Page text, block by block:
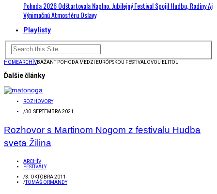
Pohoda 2026 Odštartovala Naplno. Jubilejný Festival Spojil Hudbu, Rodiny Aj
Výnimočnú Atmosféru Oslavy
Playlisty
HOMEARCHÍVBAŽANT POHODA MEDZI EURÓPSKOU FESTIVALOVOU ELITOU
Ďalšie články
ROZHOVORY
/30. SEPTEMBRA 2021
Rozhovor s Martinom Nogom z festivalu Hudba
sveta Žilina
ARCHÍV
FESTIVALY
/3. OKTÓBRA 2011
/TOMÁŠ ORMANDY